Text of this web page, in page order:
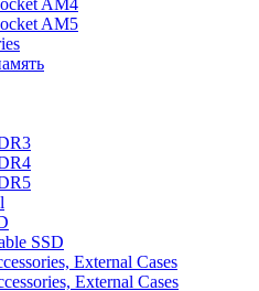
AM4
AM5
SSD
External Cases
External Cases